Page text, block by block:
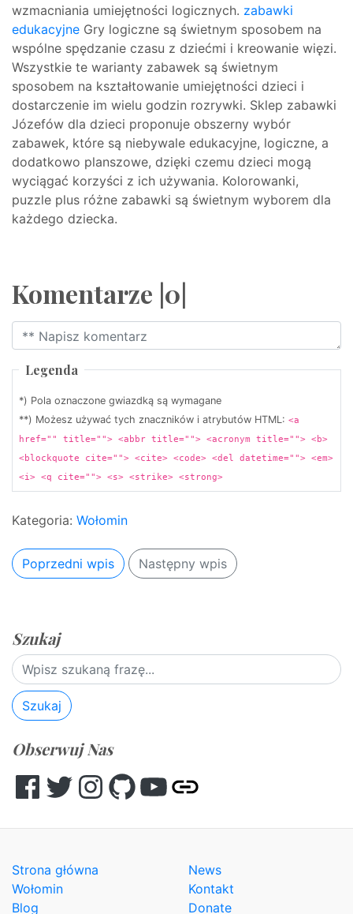
wzmacniania umiejętności logicznych. zabawki
edukacyjne Gry logiczne są świetnym sposobem na
wspólne spędzanie czasu z dziećmi i kreowanie więzi.
Wszystkie te warianty zabawek są świetnym
sposobem na kształtowanie umiejętności dzieci i
dostarczenie im wielu godzin rozrywki. Sklep zabawki
Józefów dla dzieci proponuje obszerny wybór
zabawek, które są niebywale edukacyjne, logiczne, a
dodatkowo planszowe, dzięki czemu dzieci mogą
wyciągać korzyści z ich używania. Kolorowanki,
puzzle plus różne zabawki są świetnym wyborem dla
każdego dziecka.
Komentarze |0|
Legenda
*) Pola oznaczone gwiazdką są wymagane
**) Możesz używać tych znaczników i atrybutów HTML: <a
href="" title=""> <abbr title=""> <acronym title=""> <b>
<blockquote cite=""> <cite> <code> <del datetime=""> <em>
<i> <q cite=""> <s> <strike> <strong>
Kategoria: Wołomin
Poprzedni wpis Następny wpis
Szukaj
Szukaj
Obserwuj Nas
Facebook
TwitterInstagram
GitHubYouTube
Other
Strona główna
Wołomin
Blog
News
Kontakt
Donate